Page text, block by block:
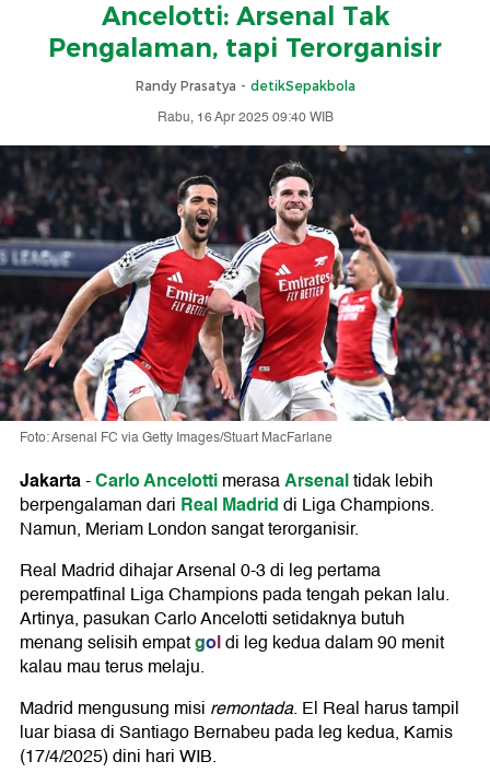
Ancelotti: Arsenal Tak
Pengalaman, tapi Terorganisir
Randy Prasatya - detikSepakbola
Rabu, 16 Apr 2025 09:40 WIB
Foto: Arsenal FC via Getty Images/Stuart MacFarlane
Jakarta-Carlo AncelottimerasaArsenaltidak lebih
berpengalaman dari Real Madriddi Liga Champions.
Namun, Meriam London sangat terorganisir.
Real Madrid dihajar Arsenal 0-3 di leg pertama
perempatfinal Liga Champions pada tengah pekan lalu.
Artinya, pasukan Carlo Ancelotti setidaknya butuh
menang selisih empatgoldi leg kedua dalam 90 menit
kalau mau terus melaju.
Madrid mengusung misi remontada. El Real harus tampil
luar biasa di Santiago Bernabeu pada leg kedua, Kamis
(17/4/2025) dini hari WIB.